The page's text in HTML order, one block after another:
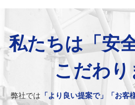
私たちは「安
こだわり
弊社では 「より良い提案で」「お客